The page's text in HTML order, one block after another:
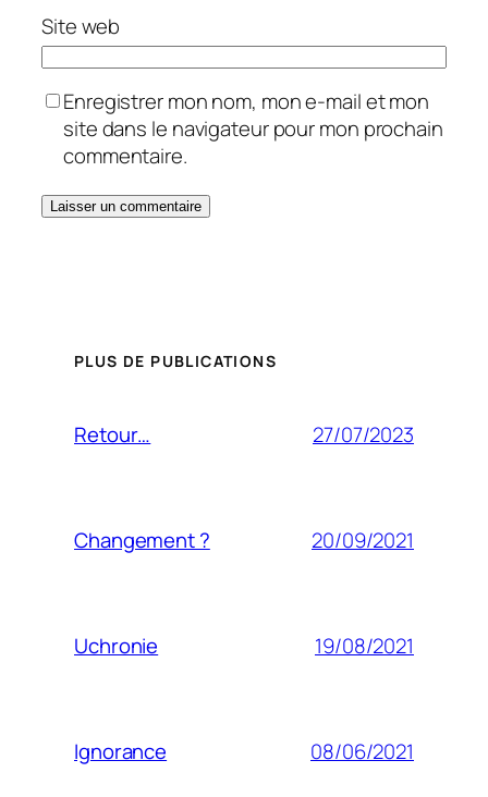
Site web
Enregistrer mon nom, mon e-mail et mon
site dans le navigateur pour mon prochain
commentaire.
PLUS DE PUBLICATIONS
Retour… 27/07/2023
Changement ? 20/09/2021
Uchronie 19/08/2021
Ignorance 08/06/2021